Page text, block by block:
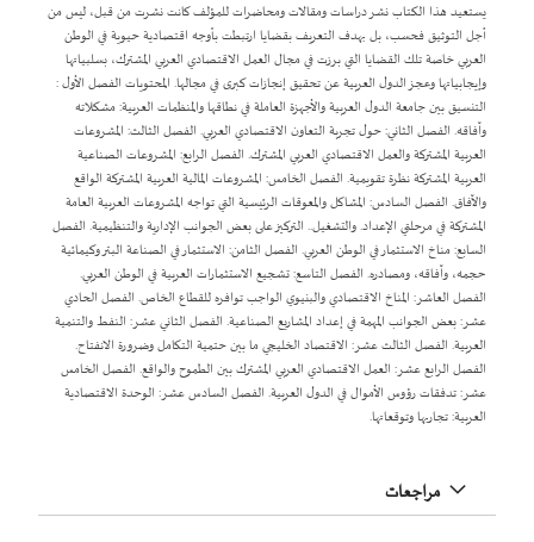
يستعيد هذا الكتاب نشر دراسات ومقالات ومحاضرات للمؤلف كانت نشرت من قبل، ليس من
أجل التوثيق فحسب، بل بهدف التعريف بقضايا ارتبطت بأوجه اقتصادية حيوية في الوطن
العربي خاصة تلك القضايا التي برزت في مجال العمل الاقتصادي العربي المشترك، بسلبياتها
وإيجابياتها وعجز الدول العربية عن تحقيق إنجازات كبرى في مجالها. المحتويات الفصل الأول :
التنسيق بين جامعة الدول العربية والأجهزة العاملة في نطاقها والمنظمات العربية: مشكلاته
وآفاقه. الفصل الثاني: حول تجربة التعاون الاقتصادي العربي. الفصل الثالث: المشروعات
العربية المشتركة والعمل الاقتصادي العربي المشترك. الفصل الرابع: المشروعات الصناعية
العربية المشتركة نظرة تقويمية. الفصل الخامس: المشروعات المالية العربية المشتركة الواقع
والآفاق. الفصل السادس: المشاكل والمعوقات الرئيسية التي تواجه المشروعات العربية العامة
المشتركة في مرحلتي الإعداد. والتشغيل.. التركيز على بعض الجوانب الإدارية والتنظيمية. الفصل
السابع: مناخ الاستثمار في الوطن العربي. الفصل الثامن: الاستثمار في الصناعة البتر وكيمائية
حجمه، وآفاقه، ومصادره. الفصل التاسع: تشجيع الاستثمارات العربية في الوطن العربي.
الفصل العاشر: المناخ الاقتصادي والبنيوي الواجب توافره للقطاع الخاص. الفصل الحادي
عشر: بعض الجوانب المهمة في إعداد المشاريع الصناعية. الفصل الثاني عشر: النفط والتنمية
العربية. الفصل الثالث عشر: الاقتصاد الخليجي ما بين حتمية التكامل وضرورة الانفتاح.
الفصل الرابع عشر: العمل الاقتصادي العربي المشترك بين الطموح والواقع. الفصل الخامس
عشر: تدفقات رؤوس الأموال في الدول العربية. الفصل السادس عشر: الوحدة الاقتصادية
العربية: تجاربها وتوقعاتها.
مراجعات